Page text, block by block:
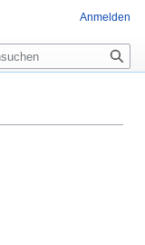
Anmelden